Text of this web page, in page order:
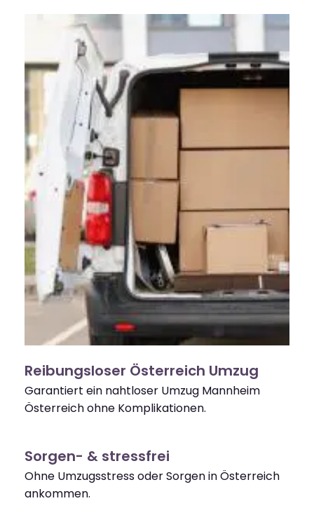
Reibungsloser Österreich Umzug
Garantiert ein nahtloser Umzug Mannheim
Österreich ohne Komplikationen.
Sorgen- & stressfrei
Ohne Umzugsstress oder Sorgen in Österreich
ankommen.